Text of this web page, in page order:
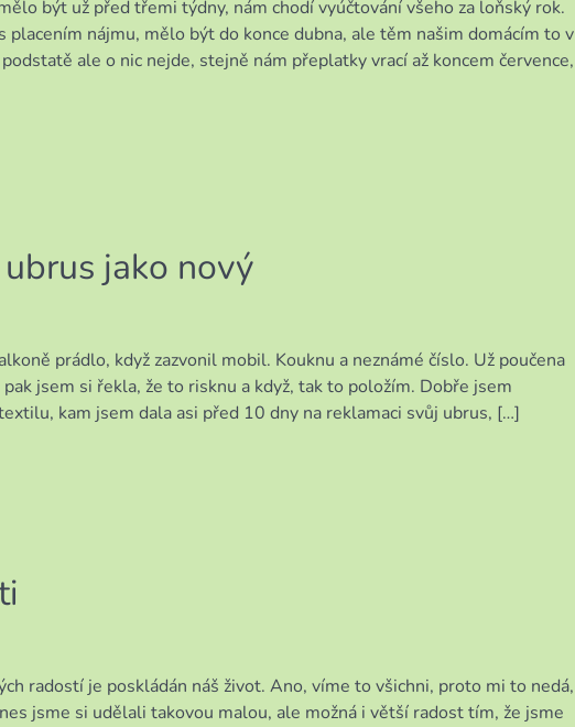
být už před třemi týdny, nám chodí vyúčtování všeho za loňský rok.
placením nájmu, mělo být do konce dubna, ale těm našim domácím to v
ale o nic nejde, stejně nám přeplatky vrací až koncem července,
jako nový
prádlo, když zazvonil mobil. Kouknu a neznámé číslo. Už poučena
jsem si řekla, že to risknu a když, tak to položím. Dobře jsem
kam jsem dala asi před 10 dny na reklamaci svůj ubrus, […]
radostí je poskládán náš život. Ano, víme to všichni, proto mi to nedá,
jsme si udělali takovou malou, ale možná i větší radost tím, že jsme